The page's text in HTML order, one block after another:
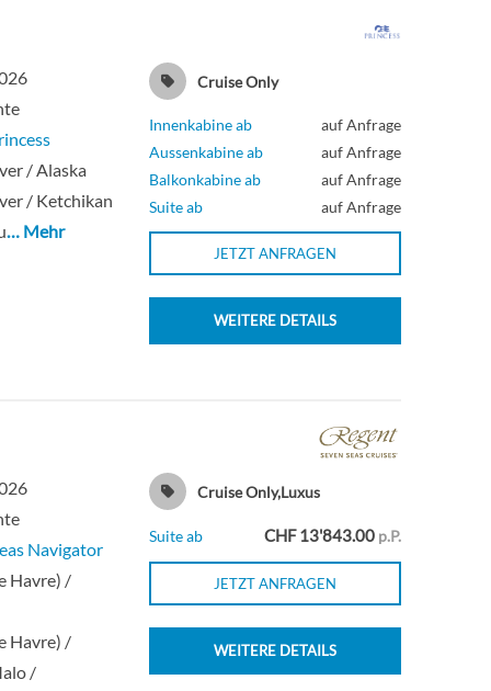
/ Alaska
/ Ketchikan
… Mehr
Cruise Only
Innenkabine ab
auf Anfrage
Aussenkabine ab
auf Anfrage
Balkonkabine ab
auf Anfrage
Suite ab
auf Anfrage
JETZT ANFRAGEN
WEITERE DETAILS
Navigator
Havre) /
Havre) /
/
Cruise Only,Luxus
Suite ab CHF 13'843.00 p.P.
JETZT ANFRAGEN
WEITERE DETAILS